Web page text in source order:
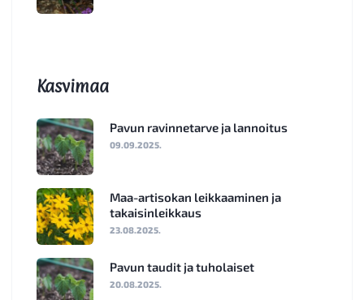
Kasvimaa
Pavun ravinnetarve ja lannoitus
09.09.2025.
Maa-artisokan leikkaaminen ja
takaisinleikkaus
23.08.2025.
Pavun taudit ja tuholaiset
20.08.2025.